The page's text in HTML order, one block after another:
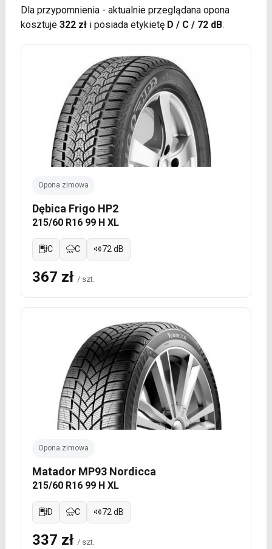
Dla przypomnienia - aktualnie przeglądana opona
kosztuje 322 złi posiada etykietę D / C / 72 dB.
Opona zimowa
Dębica Frigo HP2
215/60 R16 99 H XL
C C 72 dB
367 zł / szt.
Opona zimowa
Matador MP93 Nordicca
215/60 R16 99 H XL
D C 72 dB
337 zł / szt.